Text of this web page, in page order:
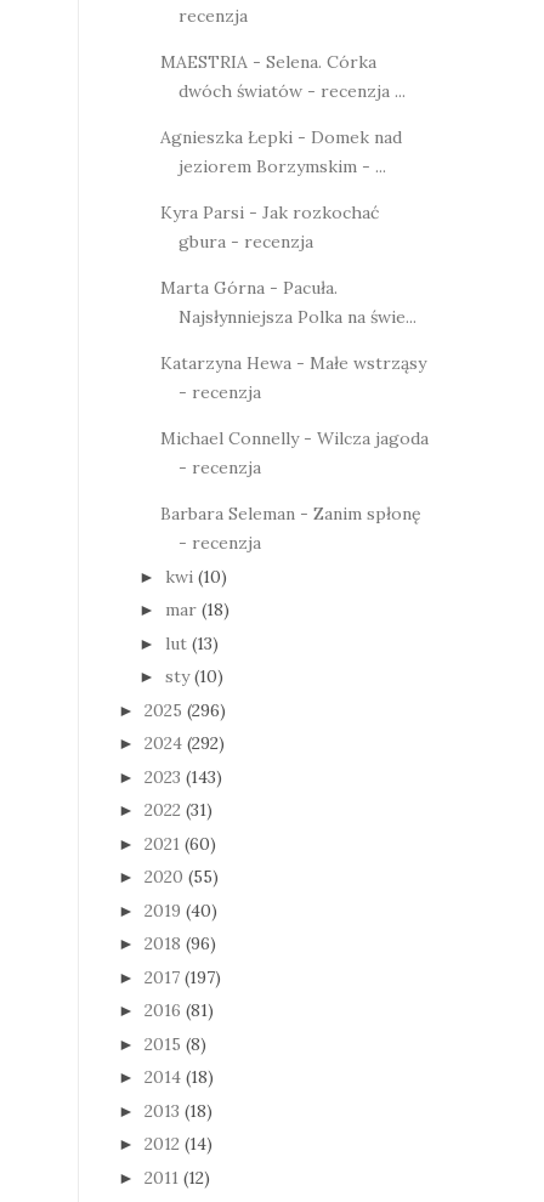
recenzja
MAESTRIA - Selena. Córka
dwóch światów - recenzja ...
Agnieszka Łepki - Domek nad
jeziorem Borzymskim - ...
Kyra Parsi - Jak rozkochać
gbura - recenzja
Marta Górna - Pacuła.
Najsłynniejsza Polka na świe...
Katarzyna Hewa - Małe wstrząsy
- recenzja
Michael Connelly - Wilcza jagoda
- recenzja
Barbara Seleman - Zanim spłonę
- recenzja
► kwi (10)
► mar (18)
► lut (13)
► sty (10)
► 2025 (296)
► 2024 (292)
► 2023 (143)
► 2022 (31)
► 2021 (60)
► 2020 (55)
► 2019 (40)
► 2018 (96)
► 2017 (197)
► 2016 (81)
► 2015 (8)
► 2014 (18)
► 2013 (18)
► 2012 (14)
► 2011 (12)